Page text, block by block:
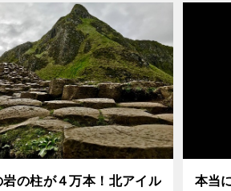
岩の柱が４万本！北アイル
本当